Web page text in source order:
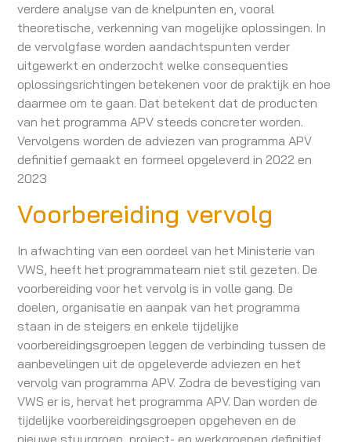
verdere analyse van de knelpunten en, vooral
theoretische, verkenning van mogelijke oplossingen. In
de vervolgfase worden aandachtspunten verder
uitgewerkt en onderzocht welke consequenties
oplossingsrichtingen betekenen voor de praktijk en hoe
daarmee om te gaan. Dat betekent dat de producten
van het programma APV steeds concreter worden.
Vervolgens worden de adviezen van programma APV
definitief gemaakt en formeel opgeleverd in 2022 en
2023
Voorbereiding vervolg
In afwachting van een oordeel van het Ministerie van
VWS, heeft het programmateam niet stil gezeten. De
voorbereiding voor het vervolg is in volle gang. De
doelen, organisatie en aanpak van het programma
staan in de steigers en enkele tijdelijke
voorbereidingsgroepen leggen de verbinding tussen de
aanbevelingen uit de opgeleverde adviezen en het
vervolg van programma APV. Zodra de bevestiging van
VWS er is, hervat het programma APV. Dan worden de
tijdelijke voorbereidingsgroepen opgeheven en de